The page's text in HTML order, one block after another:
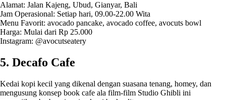
Alamat: Jalan Kajeng, Ubud, Gianyar, Bali
Jam Operasional: Setiap hari, 09.00-22.00 Wita
Menu Favorit: avocado pancake, avocado coffee, avocuts bowl
Harga: Mulai dari Rp 25.000
Instagram: @avocutseatery
5. Decafo Cafe
Kedai kopi kecil yang dikenal dengan suasana tenang, homey, dan
mengusung konsep book cafe ala film-film Studio Ghibli ini